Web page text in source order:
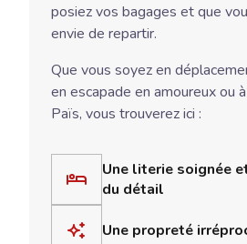
posiez vos bagages et que
envie de repartir.
Que vous soyez en
en escapade en amoureux ou
Païs, vous trouverez ici :
Une literie soignée
du détail
Une propreté